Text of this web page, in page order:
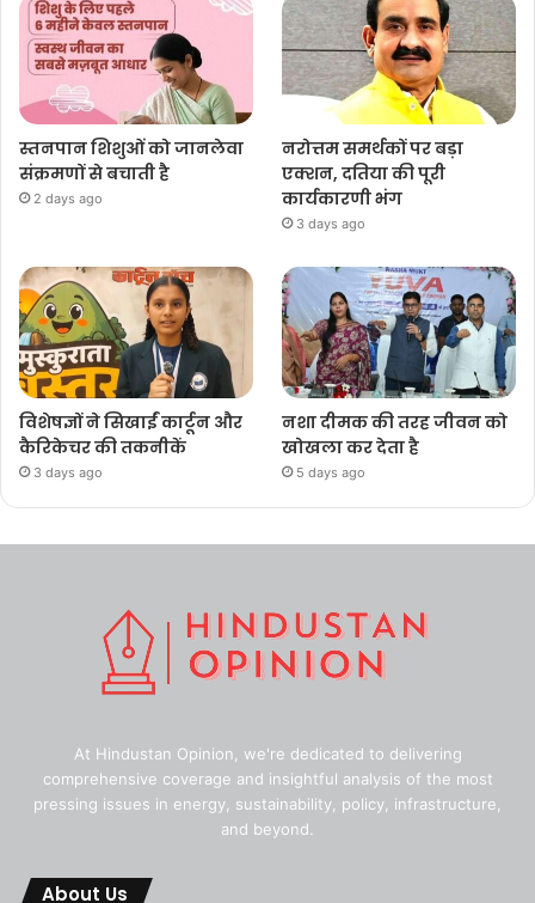
स्तनपान शिशुओं को जानलेवा
संक्रमणों से बचाती है
2 days ago
नरोत्तम समर्थकों पर बड़ा
एक्शन, दतिया की पूरी
कार्यकारणी भंग
3 days ago
विशेषज्ञों ने सिखाईं कार्टून और
कैरिकेचर की तकनीकें
3 days ago
नशा दीमक की तरह जीवन को
खोखला कर देता है
5 days ago
At Hindustan Opinion, we're dedicated to delivering
comprehensive coverage and insightful analysis of the most
pressing issues in energy, sustainability, policy, infrastructure,
and beyond.
About Us